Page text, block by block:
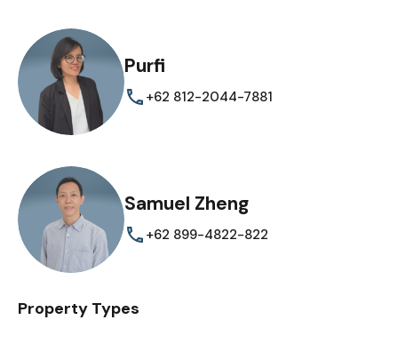
Purfi
+62 812-2044-7881
Samuel Zheng
+62 899-4822-822
Property Types